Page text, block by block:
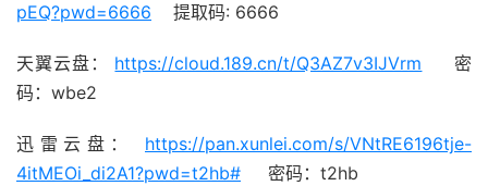
pEQ?pwd=6666 提取码: 6666
天翼云盘： https://cloud.189.cn/t/Q3AZ7v3IJVrm 密
码：wbe2
迅雷云盘： https://pan.xunlei.com/s/VNtRE6196tje-
4itMEOi_di2A1?pwd=t2hb# 密码：t2hb